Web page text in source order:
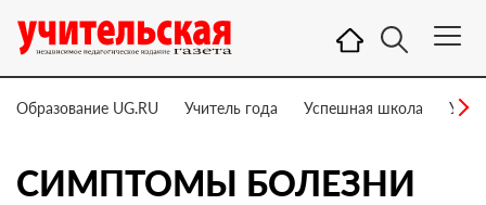
Образование UG.RU Учитель года Успешная школа
СИМПТОМЫ БОЛЕЗНИ